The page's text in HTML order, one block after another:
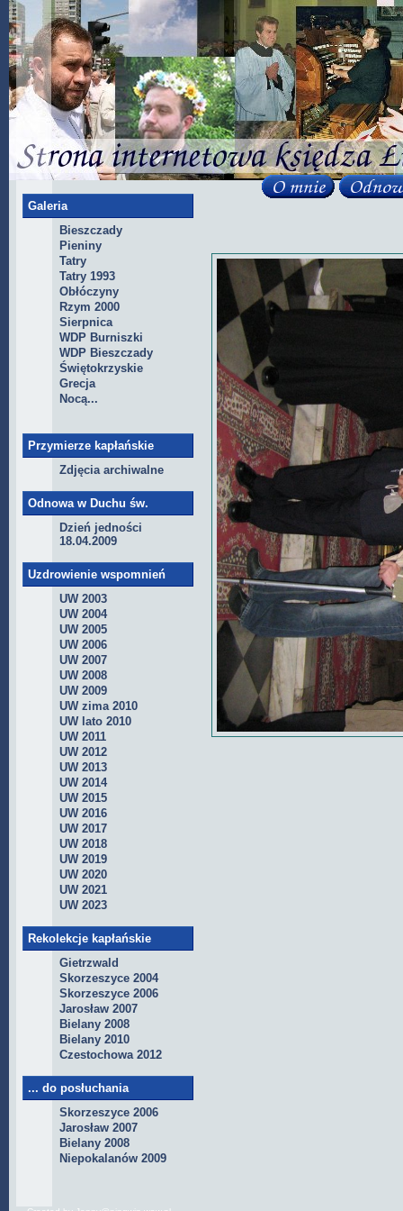
Galeria
Bieszczady
Pieniny
Tatry
Tatry 1993
Obłóczyny
Rzym 2000
Sierpnica
WDP Burniszki
WDP Bieszczady
Świętokrzyskie
Grecja
Nocą...
Przymierze kapłańskie
Zdjęcia archiwalne
Odnowa w Duchu św.
Dzień jedności
18.04.2009
Uzdrowienie wspomnień
UW 2003
UW 2004
UW 2005
UW 2006
UW 2007
UW 2008
UW 2009
UW zima 2010
UW lato 2010
UW 2011
UW 2012
UW 2013
UW 2014
UW 2015
UW 2016
UW 2017
UW 2018
UW 2019
UW 2020
UW 2021
UW 2023
Rekolekcje kapłańskie
Gietrzwald
Skorzeszyce 2004
Skorzeszyce 2006
Jarosław 2007
Bielany 2008
Bielany 2010
Czestochowa 2012
... do posłuchania
Skorzeszyce 2006
Jarosław 2007
Bielany 2008
Niepokalanów 2009